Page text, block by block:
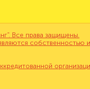
Все права защищены.
собственностью